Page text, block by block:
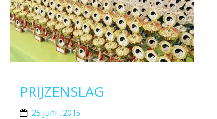
LIDMAATSCHAP
TAEKWONDO
BRAZILIAN JIU JITSU
NIEUWS
PRIJZENSLAG
25 juni , 2015